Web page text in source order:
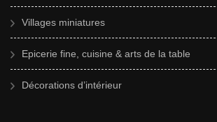
Villages miniatures
Epicerie fine, cuisine & arts de la table
Décorations d’intérieur